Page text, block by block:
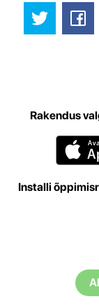
Rakendus
Installi